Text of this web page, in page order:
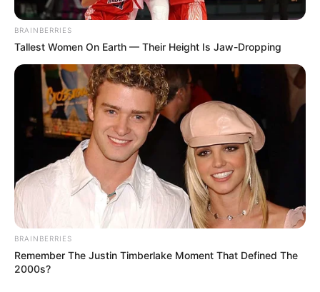
BRAINBERRIES
Tallest Women On Earth — Their Height Is Jaw-Dropping
BRAINBERRIES
Remember The Justin Timberlake Moment That Defined The
2000s?